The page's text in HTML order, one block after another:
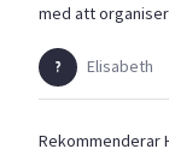
med att
Elisabeth
Rekommenderar